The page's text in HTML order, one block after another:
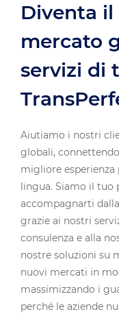
Diventa
mercato
servizi di
Aiutiamo i nostri
globali,
migliore esperienza
lingua. Siamo il tuo
accompagnarti
grazie ai nostri
consulenza e alla
nostre soluzioni su
nuovi mercati in
massimizzando i
perché le aziende